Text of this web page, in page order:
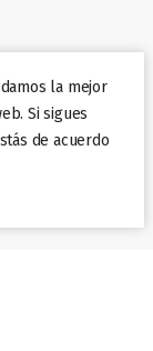
la mejor
Si sigues
de acuerdo
copia. 2022